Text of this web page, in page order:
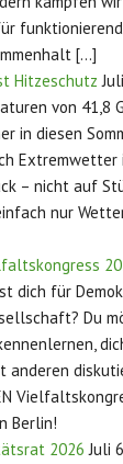
[…]
Hitzeschutz
von 41,8
in diesen
Extremwetter
– nicht auf
nur
dich für
Du
anderen
Berlin!
2026 Juli